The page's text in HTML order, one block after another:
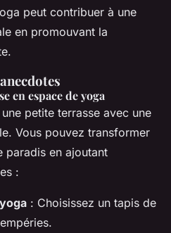
peut contribuer à une
en promouvant la
en espace de yoga
petite terrasse avec une
Vous pouvez transformer
paradis en ajoutant
:
: Choisissez un tapis de